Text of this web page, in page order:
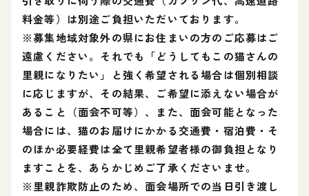
料金等）は別途ご負担いただいております。
※募集地域対象外の県にお住まいの方のご応募はご
遠慮ください。それでも「どうしてもこの猫さんの
里親になりたい」と強く希望される場合は個別相談
に応じますが、その結果、ご希望に添えない場合が
あること（面会不可等）、また、面会可能となった
場合には、猫のお届けにかかる交通費・宿泊費・そ
のほか必要経費は全て里親希望者様の御負担となり
ますことを、あらかじめご了承くださいませ。
※里親詐欺防止のため、面会場所での当日引き渡し